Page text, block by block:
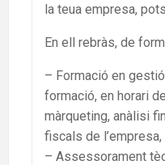
la teua empresa,
En ell rebràs, de
– Formació en
formació, en horari
màrqueting, anàlisi
fiscals de l’empresa,
– Assessorament